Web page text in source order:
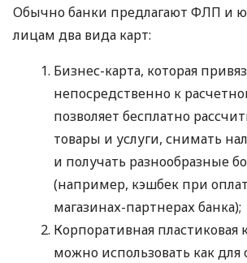
Обычно банки предлагают ФЛП и
лицам два вида карт:
Бизнес-карта, которая
непосредственно к
позволяет бесплатно
товары и услуги, снимать
и получать разнообразные
(например, кэшбек при
магазинах-партнерах банка);
Корпоративная пластиковая
можно использовать как для